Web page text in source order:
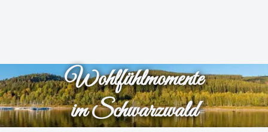
Wohlfühlmomente
im Schwarzwald